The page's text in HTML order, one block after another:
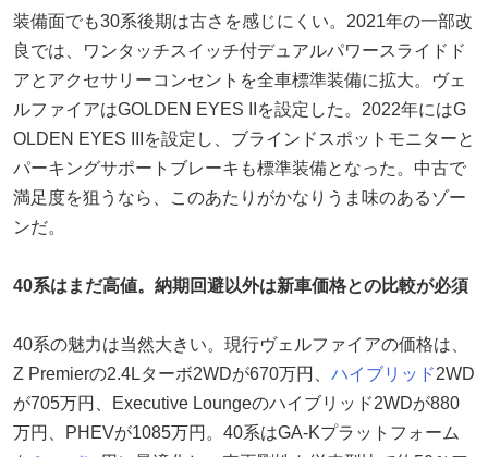
装備面でも30系後期は古さを感じにくい。2021年の一部改
良では、ワンタッチスイッチ付デュアルパワースライドド
アとアクセサリーコンセントを全車標準装備に拡大。ヴェ
ルファイアはGOLDEN EYES IIを設定した。2022年にはG
OLDEN EYES IIIを設定し、ブラインドスポットモニターと
パーキングサポートブレーキも標準装備となった。中古で
満足度を狙うなら、このあたりがかなりうま味のあるゾー
ンだ。
40系はまだ高値。納期回避以外は新車価格との比較が必須
40系の魅力は当然大きい。現行ヴェルファイアの価格は、
Z Premierの2.4Lターボ2WDが670万円、 ハイブリッド2WD
が705万円、Executive Loungeのハイブリッド2WDが880
万円、PHEVが1085万円。40系はGA-Kプラットフォーム